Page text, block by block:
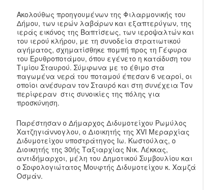
Ακολούθως προηγουμένων της Φιλαρμονικής του
Δήμου, των ιερών λαβάρων και εξαπτερύγων, της
ιεράς εικόνος της Βαπτίσεως, των ιεροψαλτών και
του ιερού κλήρου, με τη συνοδεία στρατιωτικού
αγήματος, σχηματίσθηκε πομπή προς τη Γέφυρα
του Ερυθροποτάμου, όπου εγένετο η κατάδυση του
Τιμίου Σταυρού. Σύμφωνα με το έθιμο στα
παγωμένα νερά του ποταμού έπεσαν 6 νεαροί, οι
οποίοι ανέσυραν τον Σταυρό και στη συνέχεια Τον
περίφεραν στις συνοικίες της πόλης για
προσκύνηση.
Παρέστησαν ο Δήμαρχος Διδυμοτείχου Ρωμύλος
Χατζηγιάννογλου, ο Διοικητής της XVI Μεραρχίας
Διδυμοτείχου υποστράτηγος Ιω. Κωστούλας, ο
Διοικητής της 30ής Ταξιαρχίας Νικ. Λέκκας,
αντιδήμαρχοι, μέλη του Δημοτικού Συμβουλίου και
ο Σοφολογιώτατος Μουφτής Διδυμοτείχου κ. Χαμζά
Οσμάν.